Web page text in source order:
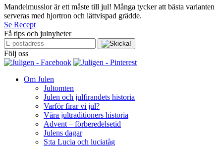
Mandelmusslor är ett måste till jul! Många tycker att bästa varianten
serveras med hjortron och lättvispad grädde.
Se Recept
Få tips och julnyheter
Följ oss
Om Julen
Jultomten
Julen och julfirandets historia
Varför firar vi jul?
Våra jultraditioners historia
Advent – förberedelsetid
Julens dagar
S:ta Lucia och luciatåg